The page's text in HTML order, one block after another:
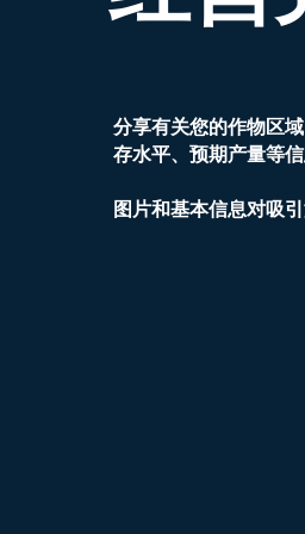
分享有关您的作物区
存水平、预期产量等
图片和基本信息对吸